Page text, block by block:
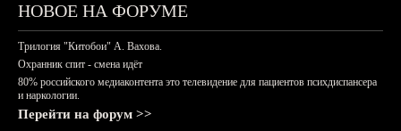
НОВОЕ НА ФОРУМЕ
Трилогия "Китобои" А. Вахова.
Охранник спит - смена идёт
80% российского медиаконтента это телевидение для пациентов психдиспансера
и наркологии.
Перейти на форум >>